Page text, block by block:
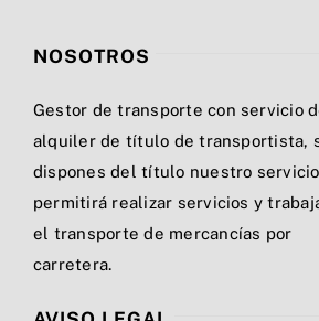
NOSOTROS
Gestor de transporte con servicio
alquiler de título de transportista,
dispones del título nuestro
permitirá realizar servicios y
el transporte de mercancías por
carretera.